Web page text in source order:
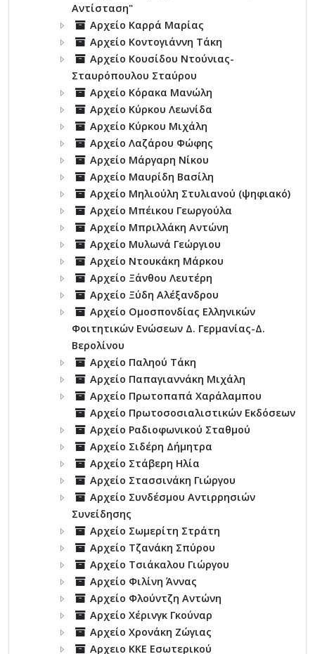
Αντίσταση"
Αρχείο Καρρά Μαρίας
Αρχείο Κοντογιάννη Τάκη
Αρχείο Κουσίδου Ντούνιας-
Σταυρόπουλου Σταύρου
Αρχείο Κόρακα Μανώλη
Αρχείο Κύρκου Λεωνίδα
Αρχείο Κύρκου Μιχάλη
Αρχείο Λαζάρου Φώφης
Αρχείο Μάργαρη Νίκου
Αρχείο Μαυρίδη Βασίλη
Αρχείο Μηλιούλη Στυλιανού (ψηφιακό)
Αρχείο Μπέικου Γεωργούλα
Αρχείο Μπριλλάκη Αντώνη
Αρχείο Μυλωνά Γεώργιου
Αρχείο Ντουκάκη Μάρκου
Αρχείο Ξάνθου Λευτέρη
Αρχείο Ξύδη Αλέξανδρου
Αρχείο Ομοσπονδίας Ελληνικών
Φοιτητικών Ενώσεων Δ. Γερμανίας-Δ.
Βερολίνου
Αρχείο Παληού Τάκη
Αρχείο Παπαγιαννάκη Μιχάλη
Αρχείο Πρωτοπαπά Χαράλαμπου
Αρχείο Πρωτοσοσιαλιστικών Εκδόσεων
Αρχείο Ραδιοφωνικού Σταθμού
Αρχείο Σιδέρη Δήμητρα
Αρχείο Στάβερη Ηλία
Αρχείο Στασσινάκη Γιώργου
Αρχείο Συνδέσμου Αντιρρησιών
Συνείδησης
Αρχείο Σωμερίτη Στράτη
Αρχείο Τζανάκη Σπύρου
Αρχείο Τσιάκαλου Γιώργου
Αρχείο Φιλίνη Άννας
Αρχείο Φλούντζη Αντώνη
Αρχείο Χέρινγκ Γκούναρ
Αρχείο Χρονάκη Ζώγιας
Αρχειο ΚΚΕ Εσωτερικού